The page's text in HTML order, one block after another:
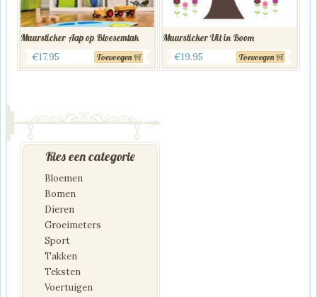
Muursticker Aap op Bloesemtak
€17.95 Toevoegen
Muursticker Uil in Boom
€19.95 Toevoegen
Kies een categorie
Bloemen
Bomen
Dieren
Groeimeters
Sport
Takken
Teksten
Voertuigen